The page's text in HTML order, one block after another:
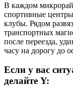
В каждом
спортивные
клубы. Рядом
транспортных
после переезда,
часу на дорогу до
Если у вас
делайте Y: